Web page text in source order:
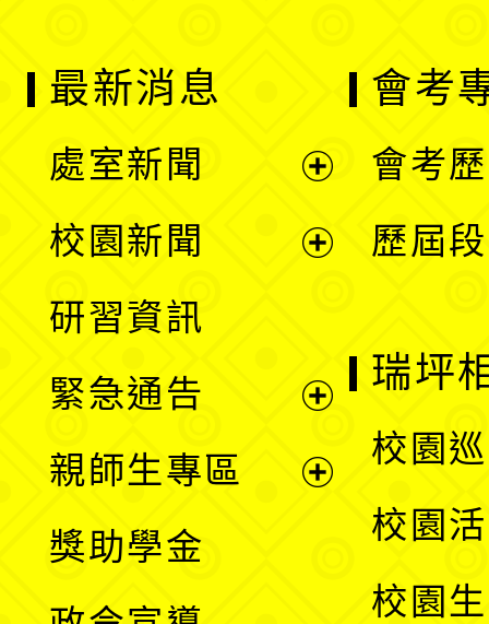
最新消息
處室新聞
單
校園新聞
選
單
研習資訊
緊急通告
親師生專區
獎助學金
會考
會考
歷屆
瑞坪
校園
校園
校園